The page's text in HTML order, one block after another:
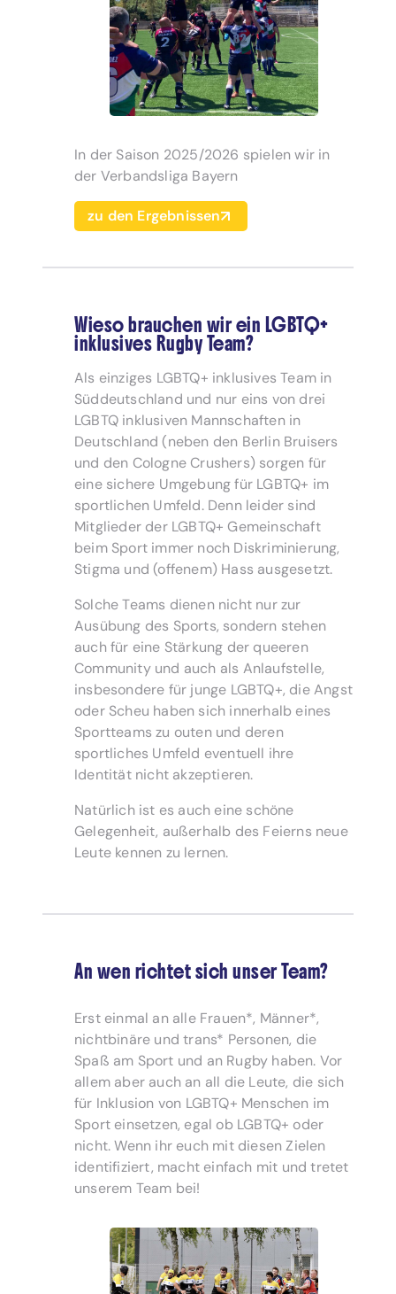
In der Saison 2025/2026 spielen wir in
der Verbandsliga Bayern
zu den Ergebnissen
Wieso brauchen wir ein LGBTQ+
inklusives Rugby Team?
Als einziges LGBTQ+ inklusives Team in
Süddeutschland und nur eins von drei
LGBTQ inklusiven Mannschaften in
Deutschland (neben den Berlin Bruisers
und den Cologne Crushers) sorgen für
eine sichere Umgebung für LGBTQ+ im
sportlichen Umfeld. Denn leider sind
Mitglieder der LGBTQ+ Gemeinschaft
beim Sport immer noch Diskriminierung,
Stigma und (offenem) Hass ausgesetzt.
Solche Teams dienen nicht nur zur
Ausübung des Sports, sondern stehen
auch für eine Stärkung der queeren
Community und auch als Anlaufstelle,
insbesondere für junge LGBTQ+, die Angst
oder Scheu haben sich innerhalb eines
Sportteams zu outen und deren
sportliches Umfeld eventuell ihre
Identität nicht akzeptieren.
Natürlich ist es auch eine schöne
Gelegenheit, außerhalb des Feierns neue
Leute kennen zu lernen.
An wen richtet sich unser Team?
Erst einmal an alle Frauen*, Männer*,
nichtbinäre und trans* Personen, die
Spaß am Sport und an Rugby haben. Vor
allem aber auch an all die Leute, die sich
für Inklusion von LGBTQ+ Menschen im
Sport einsetzen, egal ob LGBTQ+ oder
nicht. Wenn ihr euch mit diesen Zielen
identifiziert, macht einfach mit und tretet
unserem Team bei!